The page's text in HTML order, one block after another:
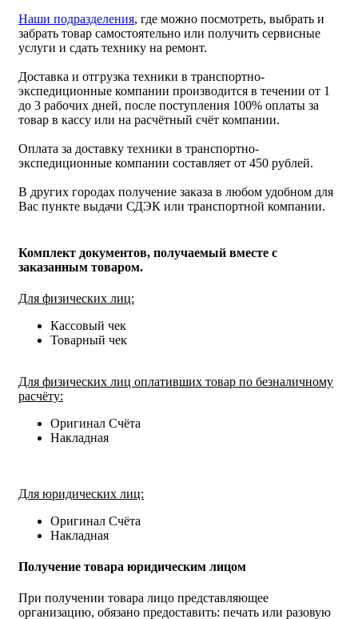
Наши подразделения, где можно посмотреть, выбрать и
забрать товар самостоятельно или получить сервисные
услуги и сдать технику на ремонт.
Доставка и отгрузка техники в транспортно-
экспедиционные компании производится в течении от 1
до 3 рабочих дней, после поступления 100% оплаты за
товар в кассу или на расчётный счёт компании.
Оплата за доставку техники в транспортно-
экспедиционные компании составляет от 450 рублей.
В других городах получение заказа в любом удобном для
Вас пункте выдачи СДЭК или транспортной компании.
Комплект документов, получаемый вместе с
заказанным товаром.
Для физических лиц:
Кассовый чек
Товарный чек
Для физических лиц оплативших товар по безналичному
расчёту:
Оригинал Счёта
Накладная
Для юридических лиц:
Оригинал Счёта
Накладная
Получение товара юридическим лицом
При получении товара лицо представляющее
организацию, обязано предоставить: печать или разовую